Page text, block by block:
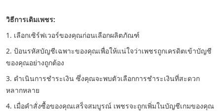
วิธีการเติมเพชร:
1. เลือกเซิร์ฟเวอร์ของคุณก่อนเลือกผลิตภัณฑ์
2. ป้อนรหัสบัญชีเฉพาะของคุณเพื่อให้แน่ใจว่าเพชรถูกเครดิตเข้าบัญชี
ของคุณอย่างถูกต้อง
3. ดำเนินการชำระเงิน ซึ่งคุณจะพบตัวเลือกการชำระเงินที่สะดวก
หลากหลาย
4. เมื่อคำสั่งซื้อของคุณเสร็จสมบูรณ์ เพชรจะถูกเพิ่มในบัญชีเกมของคุณ